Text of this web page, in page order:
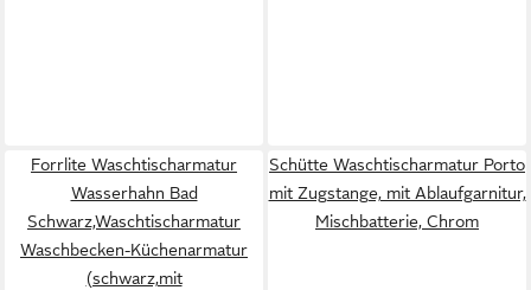
Forrlite Waschtischarmatur
Wasserhahn Bad
Schwarz,Waschtischarmatur
Waschbecken-Küchenarmatur
(schwarz,mit
Schütte Waschtischarmatur Porto
mit Zugstange, mit Ablaufgarnitur,
Mischbatterie, Chrom